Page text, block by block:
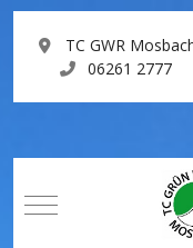
TC GWR
06261 2777
Mobile Menu Toggle